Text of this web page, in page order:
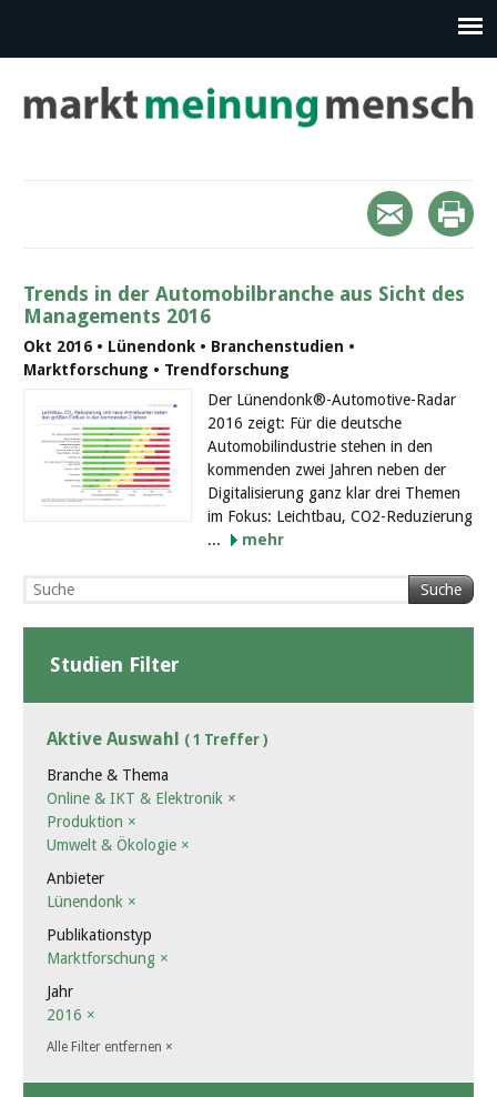
Trends in der Automobilbranche aus Sicht des
Managements 2016
Okt 2016 • Lünendonk • Branchenstudien •
Marktforschung • Trendforschung
Der Lünendonk®-Automotive-Radar
2016 zeigt: Für die deutsche
Automobilindustrie stehen in den
kommenden zwei Jahren neben der
Digitalisierung ganz klar drei Themen
im Fokus: Leichtbau, CO2-Reduzierung
...
mehr
Suche
Studien Filter
Aktive Auswahl ( 1 Treffer )
Branche & Thema
Online & IKT & Elektronik ×
Produktion ×
Umwelt & Ökologie ×
Anbieter
Lünendonk ×
Publikationstyp
Marktforschung ×
Jahr
2016 ×
Alle Filter entfernen ×